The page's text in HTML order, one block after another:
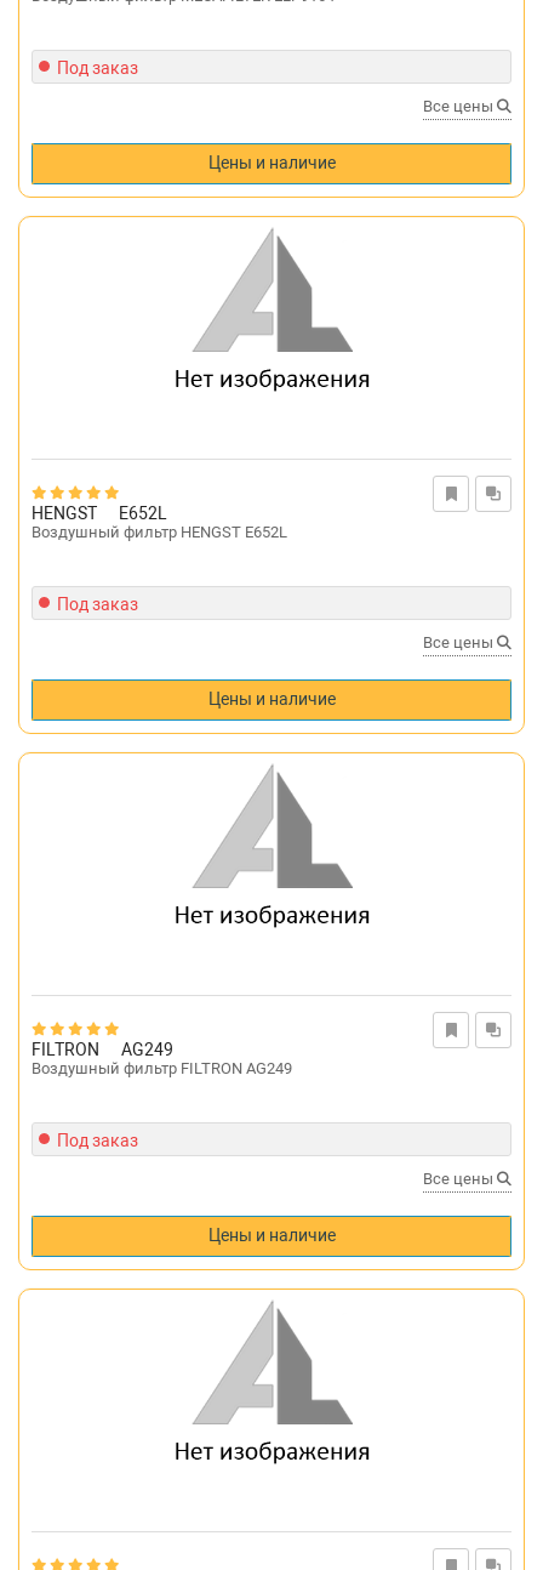
Под заказ
Все цены
Цены и наличие
HENGST E652L
Воздушный фильтр HENGST E652L
Под заказ
Все цены
Цены и наличие
FILTRON AG249
Воздушный фильтр FILTRON AG249
Под заказ
Все цены
Цены и наличие